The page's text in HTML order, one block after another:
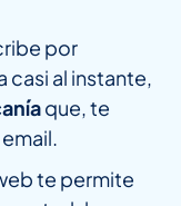
por
casi al instante,
que, te
te permite